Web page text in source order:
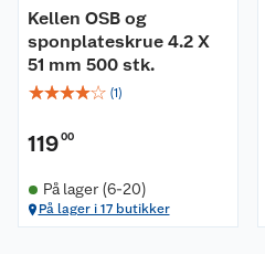
Kellen OSB og
sponplateskrue 4.2 X
51 mm 500 stk.
☆☆☆☆☆ (1)
11900
På lager (6-20)
På lager i 17 butikker
Retur- og angrerett
Reklamasjon
Leveringstid
Leie tilhenger
Kjøpsvilkår
Personvern
Bærekraft
Lavprisløfte
Retur av el-avfall
Hageinspirasjon
Oppussing med utemaling
Et varmere hjem
Gulv